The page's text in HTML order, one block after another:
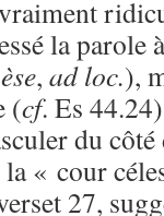
la parole
, ad loc.),
(cf. Es
du
« cour
27,